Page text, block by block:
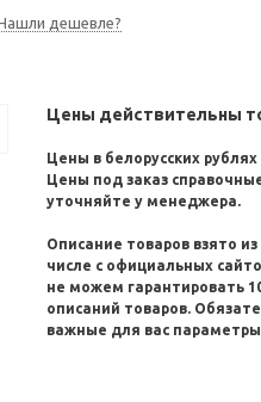
дешевле?
Цены действительны
Цены в белорусских
Цены под заказ
уточняйте у менеджера.
Описание товаров взято
числе с официальных
не можем гарантировать
описаний товаров.
важные для вас